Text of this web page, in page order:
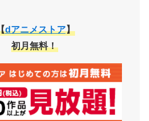
dアニメストア】
初月無料！